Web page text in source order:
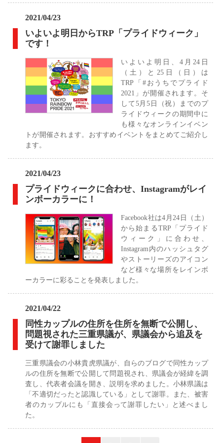
2021/04/23
いよいよ明日からTRP「プライドウィーク」
です！
いよいよ明日、4月24日
（土）と25日（日）は
TRP「#おうちでプライド
2021」が開催されます。そ
して5月5日（祝）までのプ
ライドウィークの期間中に
も様々なオンラインイベン
トが開催されます。おすすめイベントをまとめてご紹介し
ます。
2021/04/23
プライドウィークに合わせ、Instagramがレイ
ンボーカラーに！
Facebook社は4月24日（土）
から始まるTRP「プライド
ウィーク」に合わせ、
Instagram内のハッシュタグ
やストーリーズのアイコン
など様々な場所をレインボ
ーカラーに彩ることを発表しました。
2021/04/22
同性カップルの住所を住所を無断で公開し、
問題視された三重県議が、県議会から追及を
受けて謝罪しました
三重県議会の小林貴虎県議が、自らのブログで同性カップ
ルの住所を無断で公開して問題視され、県議会が経緯を調
査し、代表者会議を開き、説明を求めました。小林県議は
「不適切だったと認識している」として謝罪。また、被害
者のカップルにも「直接会って謝罪したい」と述べまし
た。